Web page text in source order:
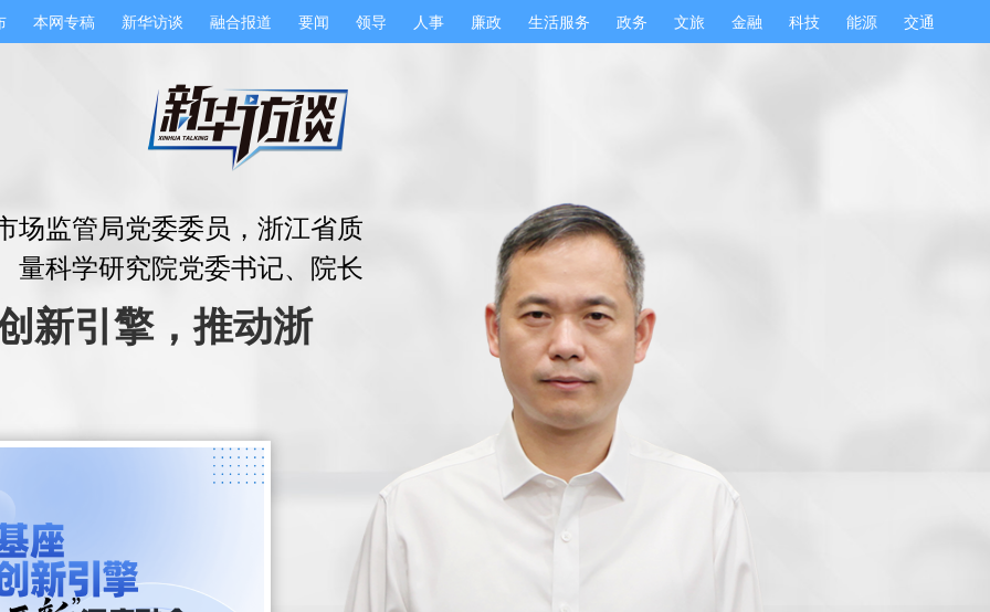
本网专稿 新华访谈 融合报道 要闻 领导 人事 廉政 生活服务 政务 文旅 金融 科技 能源 交通
场监管局党委委员，浙江省质
量科学研究院党委书记、院长
新引擎，推动浙